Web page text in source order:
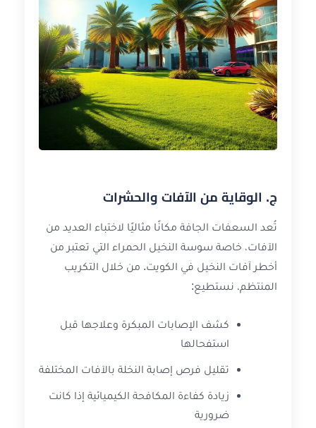
ج. الوقاية من الآفات والحشرات
تُعد السعفات الجافة مكانًا مثاليًا لاختباء العديد من
الآفات، خاصة سوسة النخيل الحمراء التي تعتبر من
أخطر آفات النخيل في الكويت. من خلال التكريب
المنتظم، نستطيع:
كشف الإصابات المبكرة وعلاجها قبل
استفحالها
تقليل فرص إصابة النخلة بالآفات المختلفة
زيادة كفاءة المكافحة الكيميائية إذا كانت
ضرورية